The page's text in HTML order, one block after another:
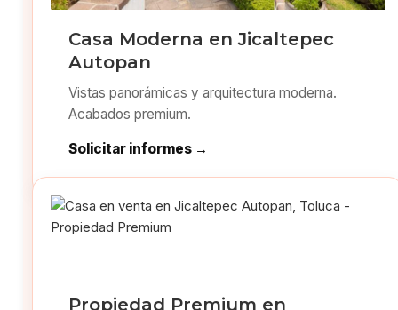
Casa Moderna en Jicaltepec
Autopan
Vistas panorámicas y arquitectura moderna.
Acabados premium.
Solicitar informes →
Propiedad Premium en